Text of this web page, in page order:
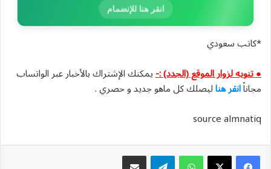
انقر هنا للإنضمام
*كاتب سعودي
● تنويه لزوار الموقع (الجدد) :-يمكنك الإشتراك بالأخبار عبر الواتساب
مجاناًانقر هناليصلك كل ماهو جديد و حصري .
source almnatiq
واتسابتيلقرام مشاركة عبر البريد